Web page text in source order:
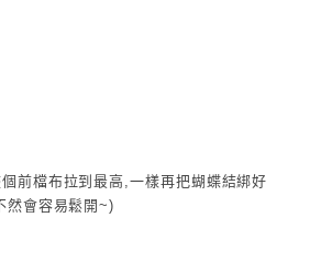
前檔布拉到最高,一樣再把蝴蝶結綁好
然會容易鬆開~)